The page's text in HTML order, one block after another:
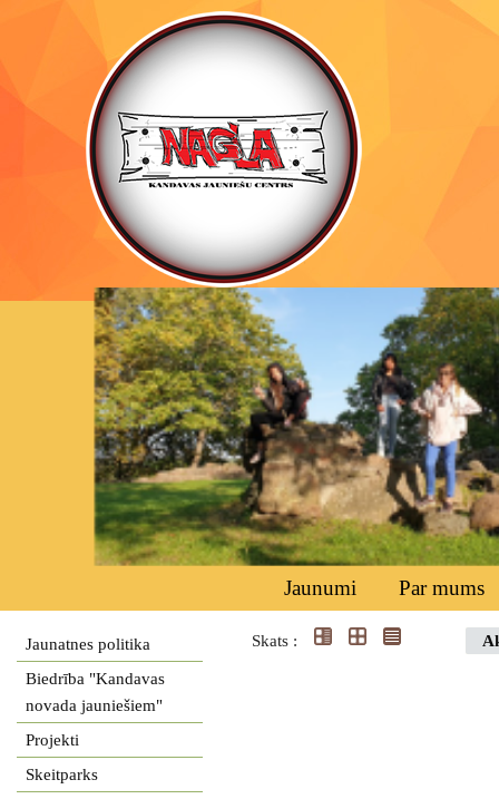
Jaunumi Par mums
Jaunatnes politika
Biedrība "Kandavas
novada jauniešiem"
Projekti
Skeitparks
Skats :